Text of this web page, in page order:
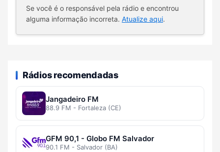
Se você é o responsável pela rádio e encontrou
alguma informação incorreta. Atualize aqui.
Rádios recomendadas
Jangadeiro FM
88.9 FM - Fortaleza (CE)
GFM 90,1 - Globo FM Salvador
90.1 FM - Salvador (BA)